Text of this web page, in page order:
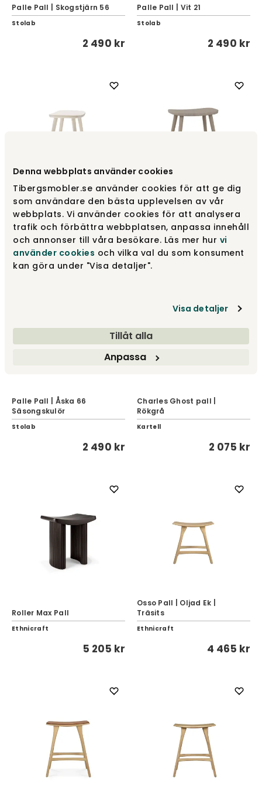
Denna webbplats använder cookies
Tibergsmobler.se använder cookies för att ge dig
som användare den bästa upplevelsen av vår
webbplats. Vi använder cookies för att analysera
trafik och förbättra webbplatsen, anpassa innehåll
och annonser till våra besökare. Läs mer hur vi
använder cookies och vilka val du som konsument
kan göra under "Visa detaljer".
Visa detaljer
Tillåt alla
Anpassa
Palle Pall | Skogstjärn 56
Stolab
2 490 kr
Palle Pall | Vit 21
Stolab
2 490 kr
Palle Pall | Vitoljad Björk
Stolab
2 490 kr
Palle Pall | Vitoljad Ek
Stolab
3 490 kr
Palle Pall | Åska 66
Säsongskulör
Stolab
2 490 kr
Charles Ghost pall |
Rökgrå
Kartell
2 075 kr
Roller Max Pall
Ethnicraft
5 205 kr
Osso Pall | Oljad Ek |
Träsits
Ethnicraft
4 465 kr